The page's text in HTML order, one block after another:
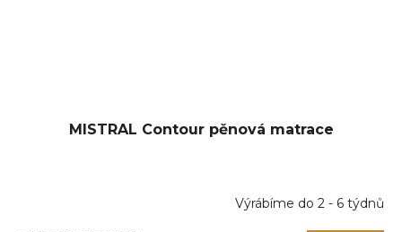
MISTRAL Contour pěnová matrace
Výrábíme do 2 - 6 týdnů